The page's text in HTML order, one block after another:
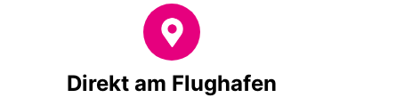
Direkt am Flughafen